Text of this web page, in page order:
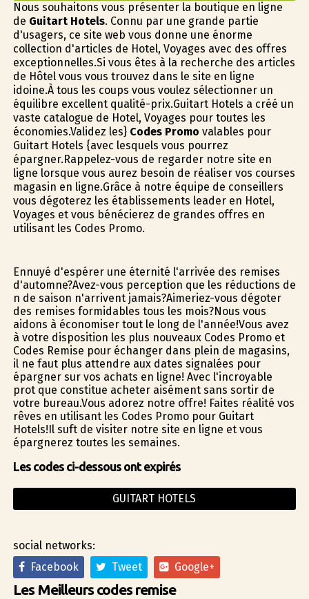
Nous souhaitons vous présenter la boutique en ligne
de Guitart Hotels. Connu par une grande partie
d'usagers, ce site web vous donne une énorme
collection d'articles de Hotel, Voyages avec des offres
exceptionnelles.Si vous êtes à la recherche des articles
de Hôtel vous vous trouvez dans le site en ligne
idoine.À tous les coups vous voulez sélectionner un
équilibre excellent qualité-prix.Guitart Hotels a créé un
vaste catalogue de Hotel, Voyages pour toutes les
économies.Validez les} Codes Promo valables pour
Guitart Hotels {avec lesquels vous pourrez
épargner.Rappelez-vous de regarder notre site en
ligne lorsque vous aurez besoin de réaliser vos courses
magasin en ligne.Grâce à notre équipe de conseillers
vous dégoterez les établissements leader en Hotel,
Voyages et vous bénéficierez de grandes offres en
utilisant les Codes Promo.
Ennuyé d'espérer une éternité l'arrivée des remises
d'automne?Avez-vous perception que les réductions de
fin de saison n'arrivent jamais?Aimeriez-vous dégoter
des remises formidables tous les mois?Nous vous
aidons à économiser tout le long de l'année!Vous avez
à votre disposition les plus nouveaux Codes Promo et
Codes Remise pour échanger dans plein de magasins,
il ne faut plus attendre aux dates signalées pour
épargner sur vos achats en ligne! Avec l'incroyable
profit que constitue acheter aisément sans sortir de
votre bureau.Vous adorez notre offre! Faites réalité vos
rêves en utilisant les Codes Promo pour Guitart
Hotels!Il suffit de visiter notre site en ligne et vous
épargnerez toutes les semaines.
Les codes ci-dessous ont expirés
GUITART HOTELS
social networks:
Facebook
Tweet Google+
Les Meilleurs codes remise